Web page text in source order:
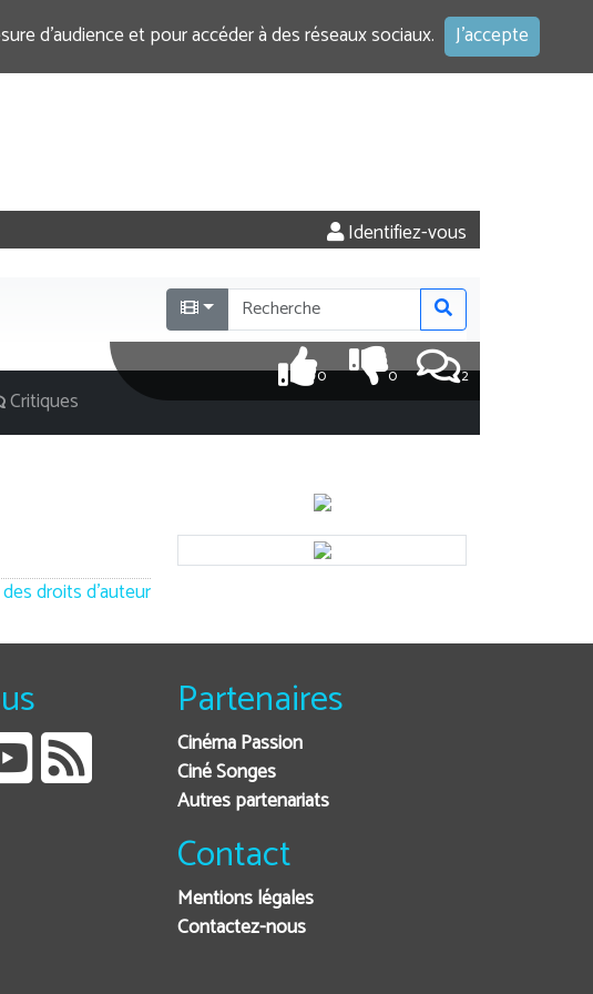
d’audience et pour accéder à des réseaux sociaux. J'accepte
Identifiez-vous
2
0
0
Critiques
droits d'auteur
Partenaires
Cinéma Passion
Ciné Songes
Autres partenariats
Contact
Mentions légales
Contactez-nous